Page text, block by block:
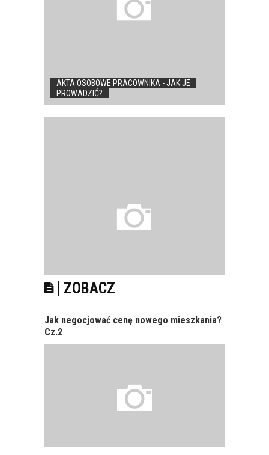
AKTA OSOBOWE PRACOWNIKA - JAK JE
PROWADZIĆ?
UMOWA O PRACĘ - JAK JĄ SPORZĄDZIĆ?
ZOBACZ
Jak negocjować cenę nowego mieszkania?
Cz.2